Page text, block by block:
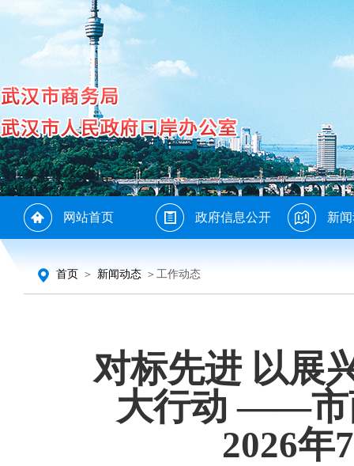
网站首页 政府信息公开 新
首页 ＞ 新闻动态 ＞工作动态
对标先进 以展
大行动 ——市
2026年